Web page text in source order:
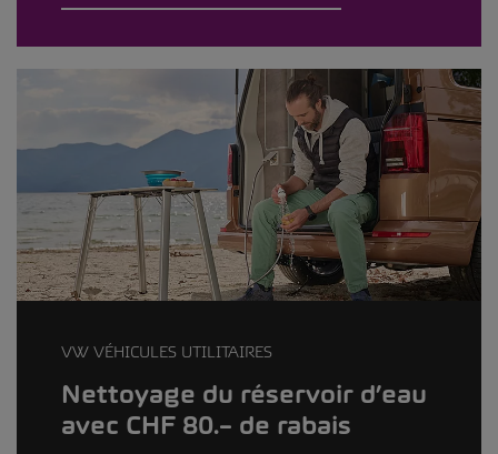
VW VÉHICULES UTILITAIRES
Nettoyage du réservoir d’eau
avec CHF 80.– de rabais